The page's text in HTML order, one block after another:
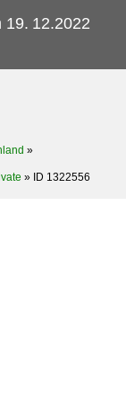
19. 12.2022
»
» ID 1322556